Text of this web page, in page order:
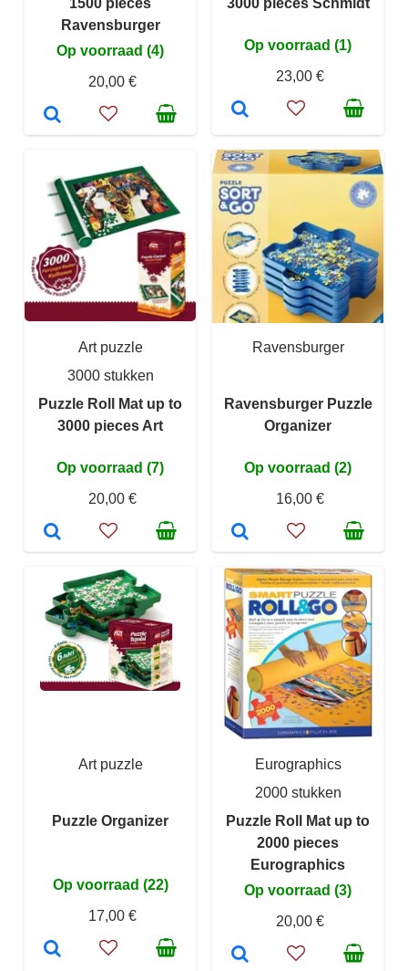
Ravensburger
Op voorraad (4)
20,00 €
Op voorraad (1)
23,00 €
Art puzzle
3000 stukken
Puzzle Roll Mat up to
3000 pieces Art
Op voorraad (7)
20,00 €
Ravensburger
Ravensburger Puzzle
Organizer
Op voorraad (2)
16,00 €
Art puzzle
Puzzle Organizer
Op voorraad (22)
17,00 €
Eurographics
2000 stukken
Puzzle Roll Mat up to
2000 pieces
Eurographics
Op voorraad (3)
20,00 €